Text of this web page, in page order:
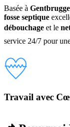
Basée à Gentbrugge
fosse septique
débouchage et le
service 24/7 pour
Travail avec